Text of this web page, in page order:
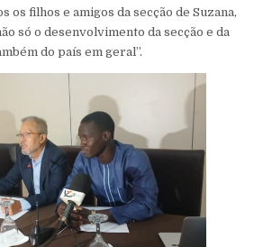
os filhos e amigos da secção de Suzana,
só o desenvolvimento da secção e da
do país em geral”.